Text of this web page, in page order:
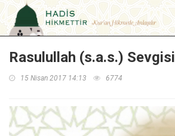
Rasulullah (s.a.s.) Sevgisi
15 Nisan 2017 14:13 6774